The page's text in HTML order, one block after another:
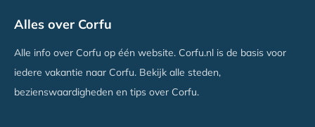
Alles over Corfu
Alle info over Corfu op één website. Corfu.nl is de basis voor
iedere vakantie naar Corfu. Bekijk alle steden,
bezienswaardigheden en tips over Corfu.